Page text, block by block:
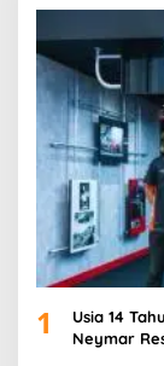
1
Usia 14
Neymar